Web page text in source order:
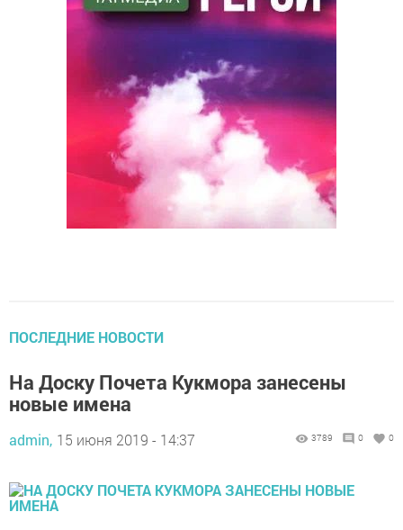
ПОСЛЕДНИЕ НОВОСТИ
На Доску Почета Кукмора занесены
новые имена
admin, 15 июня 2019 - 14:37 3789 0 0